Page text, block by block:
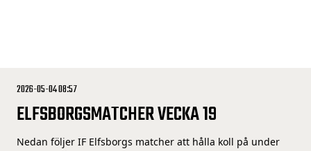
2026-05-04 08:57
ELFSBORGSMATCHER VECKA 19
Nedan följer IF Elfsborgs matcher att hålla koll på under